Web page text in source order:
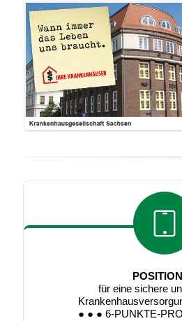
für eine sichere
● ● ● 6-PUNKTE-